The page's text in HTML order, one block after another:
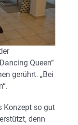
Queen“
gerührt. „Bei
Konzept so gut
denn